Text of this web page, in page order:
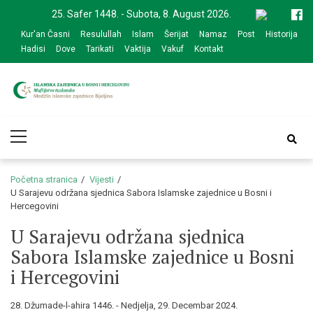
navigation
content
25. Safer 1448. - Subota, 8. August 2026.
Kur'an Časni Resulullah Islam Šerijat Namaz Post
Historija
Hadisi
Dove Tarikati Vaktija Vakuf Kontakt
zajednice Bijeljina
Menu
Početna stranica
Vijesti
U Sarajevu održana sjednica Sabora Islamske zajednice u Bosni i
Hercegovini
U Sarajevu održana sjednica
Sabora Islamske zajednice u Bosni
i Hercegovini
28. Džumade-l-ahira 1446. - Nedjelja, 29. Decembar 2024.